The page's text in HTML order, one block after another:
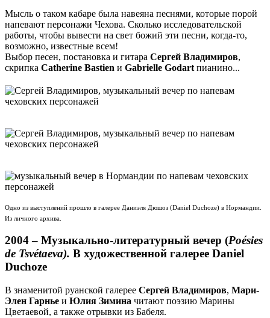
Мысль о таком кабаре была навеяна песнями, которые порой
напевают персонажи Чехова. Сколько исследовательской
работы, чтобы вывести на свет божий эти песни, когда-то,
возможно, известные всем!
Выбор песен, постановка и гитара Сергей Владимиров,
скрипка Catherine Bastien и Gabrielle Godart пианино...
Одно из выступлений прошло в галерее Даниэля Дюшоз (Daniel Duchoze) в Нормандии.
Из личного архива.
2004 – Музыкально-литературный вечер (Poésies
de Tsvétaeva). В художественной галерее Daniel
Duchoze
В знаменитой руанской галерее Сергей Владимиров, Мари-
Элен Гарнье и Юлия Зимина читают поэзию Марины
Цветаевой, а также отрывки из Бабеля.